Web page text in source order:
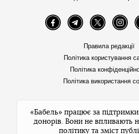
FacebookTelegramTwitter
Правила редакції
Політика користування
Політика
Політика використання
«Бабель» працює за
донорів. Вони не впливають
політику та зміст